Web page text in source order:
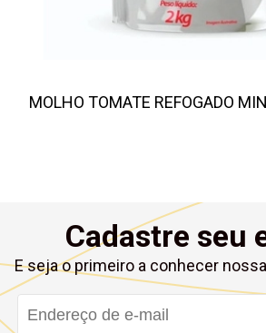
MOLHO TOMATE REFOGADO
Cadastre seu
E seja o primeiro a conhecer